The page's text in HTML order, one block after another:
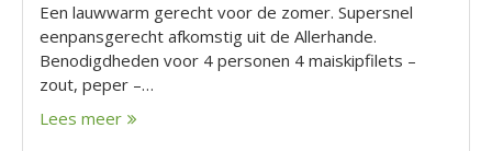
Een lauwwarm gerecht voor de zomer. Supersnel
eenpansgerecht afkomstig uit de Allerhande.
Benodigdheden voor 4 personen 4 maiskipfilets –
zout, peper –…
Lees meer